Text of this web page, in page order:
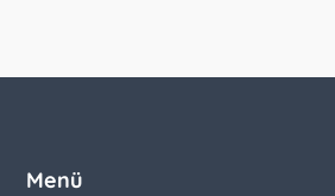
Menü